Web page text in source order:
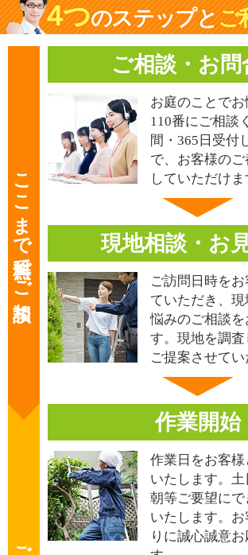
４つのステップとご
ここまで無料でご相談
ご相談・お問
お庭のことで
110番にご相談
間・365日受付
で、お客様の
していただけま
現地相談・お
ご訪問日時を
ていただき、
悩みのご相談を
す。現地を調
ご提案させてい
作業開始
作業日をお客
いたします。
朝等ご要望に
いたします。お
りに誠心誠意